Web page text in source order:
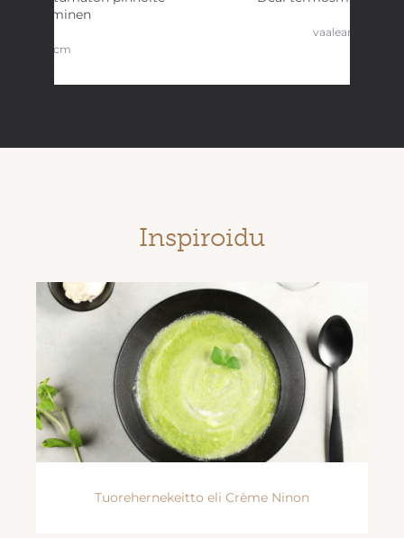
keraaminen
26 cm
vaaleanvihreä
Inspiroidu
Tuorehernekeitto eli Crème Ninon